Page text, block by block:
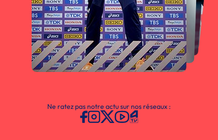
Ne ratez pas notre actu sur nos réseaux :